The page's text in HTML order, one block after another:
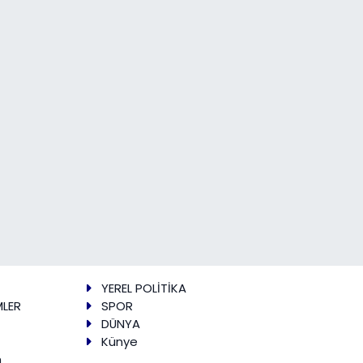
YEREL POLİTİKA
SPOR
DÜNYA
Künye